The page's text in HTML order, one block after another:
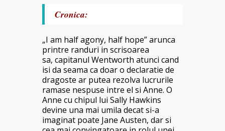
Cronica:
„I am half agony, half hope” arunca
printre randuri in scrisoarea
sa, capitanul Wentworth atunci cand
isi da seama ca doar o declaratie de
dragoste ar putea rezolva lucrurile
ramase nespuse intre el si Anne. O
Anne cu chipul lui Sally Hawkins
devine una mai umila decat si-a
imaginat poate Jane Austen, dar si